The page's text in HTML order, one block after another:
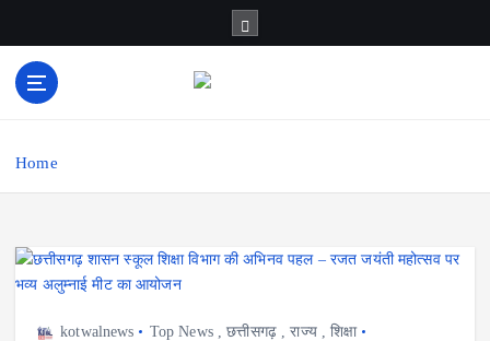
Home
kotwalnews Top News,छत्तीसगढ़ ,राज्य,शिक्षा